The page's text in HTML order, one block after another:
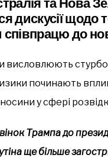
дискусії щодо
співпрацю до
висловлюють
починають
у сфері
Трампа до
ще більше